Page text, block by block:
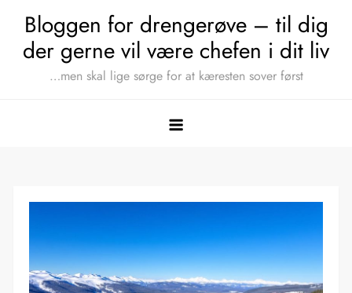
content
Bloggen for drengerøve – til dig
der gerne vil være chefen i dit liv
…men skal lige sørge for at kæresten sover først